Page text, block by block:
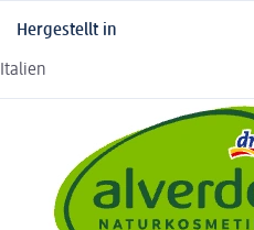
Hergestellt in
Italien